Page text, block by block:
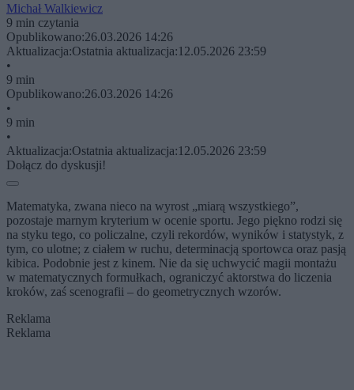
Michał Walkiewicz
9 min czytania
Opublikowano:26.03.2026 14:26
Aktualizacja:Ostatnia aktualizacja:12.05.2026 23:59
•
9 min
Opublikowano:26.03.2026 14:26
•
9 min
•
Aktualizacja:Ostatnia aktualizacja:12.05.2026 23:59
Dołącz do dyskusji!
Matematyka, zwana nieco na wyrost „miarą wszystkiego”,
pozostaje marnym kryterium w ocenie sportu. Jego piękno rodzi się
na styku tego, co policzalne, czyli rekordów, wyników i statystyk, z
tym, co ulotne; z ciałem w ruchu, determinacją sportowca oraz pasją
kibica. Podobnie jest z kinem. Nie da się uchwycić magii montażu
w matematycznych formułkach, ograniczyć aktorstwa do liczenia
kroków, zaś scenografii – do geometrycznych wzorów.
Reklama
Reklama